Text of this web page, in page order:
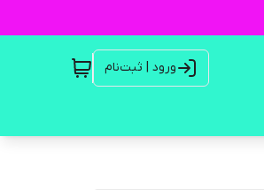
ورود | ثبت‌نام